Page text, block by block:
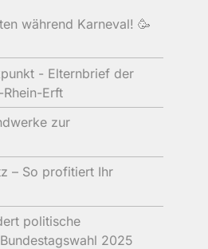
während Karneval! 🥳
- Elternbrief der
Erft
zur
– So profitiert Ihr
politische
2025